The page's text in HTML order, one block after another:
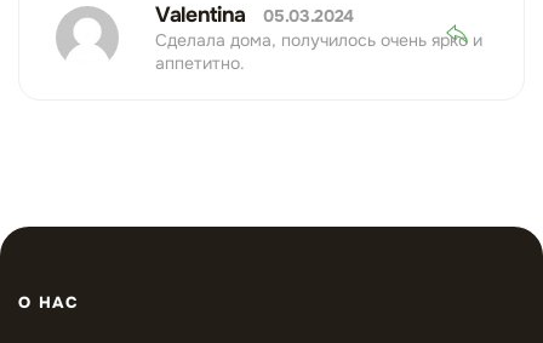
Valentina
05.03.2024
Сделала дома, получилось очень ярко и
аппетитно.
О НАС